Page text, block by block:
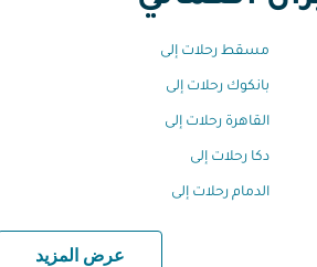
مسقط رحلات إلى
بانكوك رحلات إلى
القاهرة رحلات إلى
دكا رحلات إلى
الدمام رحلات إلى
عرض المزيد